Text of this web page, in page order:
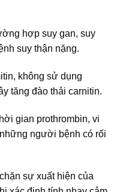
hợp suy gan, suy
suy thận nặng.
không sử dụng
tăng đào thải carnitin.
gian prothrombin, vi
người bệnh có rối
sự xuất hiện của